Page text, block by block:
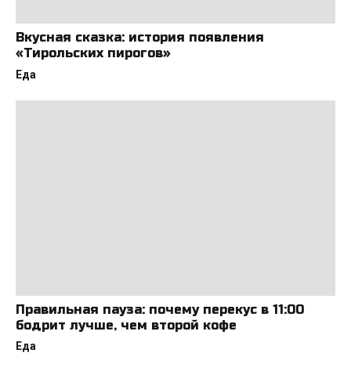
Вкусная сказка: история появления
«Тирольских пирогов»
Еда
Правильная пауза: почему перекус в 11:00
бодрит лучше, чем второй кофе
Еда